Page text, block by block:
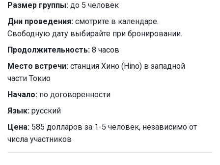
Размер группы: до 5 человек
Дни проведения: смотрите в календаре.
Свободную дату выбирайте при бронировании.
Продолжительность: 8 часов
Место встречи: станция Хино (Hino) в западной
части Токио
Начало: по договоренности
Язык: русский
Цена: 585 долларов за 1-5 человек, независимо от
числа участников